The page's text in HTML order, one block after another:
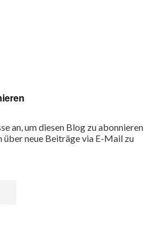
an, um diesen Blog zu abonnieren
über neue Beiträge via E-Mail zu